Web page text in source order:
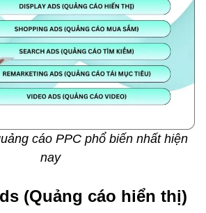
cáo PPC phổ biến nhất hiện
nay
(Quảng cáo hiển thị)